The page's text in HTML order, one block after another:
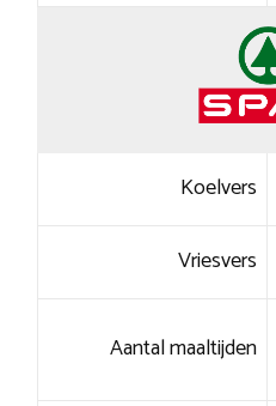
Koelvers
Vriesvers
Aantal maaltijden